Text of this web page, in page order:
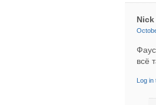
Nick
всё
Log in